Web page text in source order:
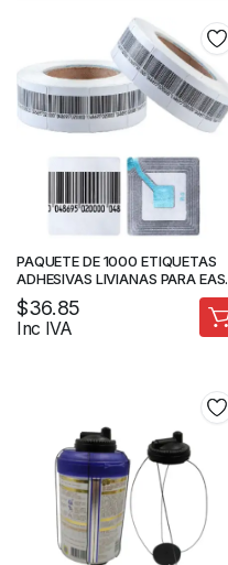
PAQUETE DE 1000 ETIQUETAS
ADHESIVAS LIVIANAS PARA EAS
RF 8.2MHz
$36.85
Inc IVA